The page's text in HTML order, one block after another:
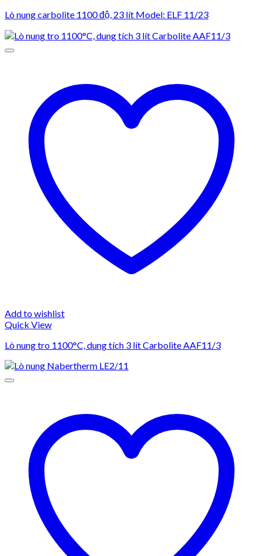
Lò nung carbolite 1100 độ, 23 lít Model: ELF 11/23
Add to wishlist
Quick View
Lò nung tro 1100°C, dung tích 3 lít Carbolite AAF11/3